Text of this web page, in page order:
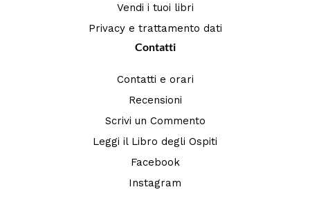
Vendi i tuoi libri
Privacy e trattamento dati
Contatti
Contatti e orari
Recensioni
Scrivi un Commento
Leggi il Libro degli Ospiti
Facebook
Instagram